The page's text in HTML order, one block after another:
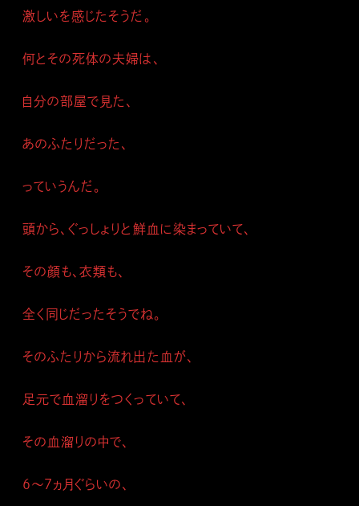
激しいを感じたそうだ。
何とその死体の夫婦は、
自分の部屋で見た、
あのふたりだった、
っていうんだ。
頭から、ぐっしょりと鮮血に染まっていて、
その顔も、衣類も、
全く同じだったそうでね。
そのふたりから流れ出た血が、
足元で血溜りをつくっていて、
その血溜りの中で、
６～７ヵ月ぐらいの、